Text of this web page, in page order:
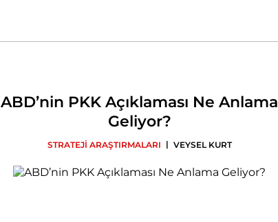
ABD’nin PKK Açıklaması Ne Anlama
Geliyor?
STRATEJİ ARAŞTIRMALARI | VEYSEL KURT